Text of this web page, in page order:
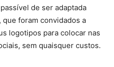
de ser adaptada
que foram convidados a
logotipos para colocar nas
sem quaisquer custos.